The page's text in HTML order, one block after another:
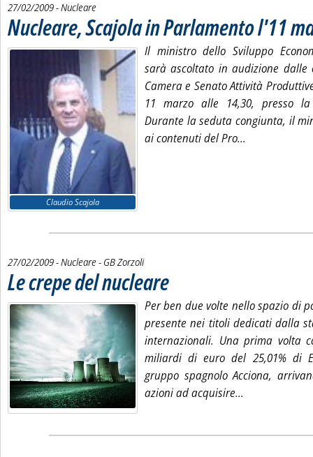
27/02/2009- Nucleare
Nucleare, Scajola in Parlamento l'11
Claudio Scajola
Il ministro dello Sviluppo
sarà ascoltato in audizione dalle
Camera e Senato Attività
11 marzo alle 14,30, presso
Durante la seduta congiunta, il
ai contenuti del Pro...
27/02/2009- Nucleare - di:
GB Zorzoli
Le crepe del nucleare
Per ben due volte nello spazio di
presente nei titoli dedicati dalla
internazionali. Una prima volta
miliardi di euro del 25,01% di
gruppo spagnolo Acciona,
azioni ad acquisire...